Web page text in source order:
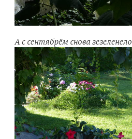
А с сентябрём снова зезеленело